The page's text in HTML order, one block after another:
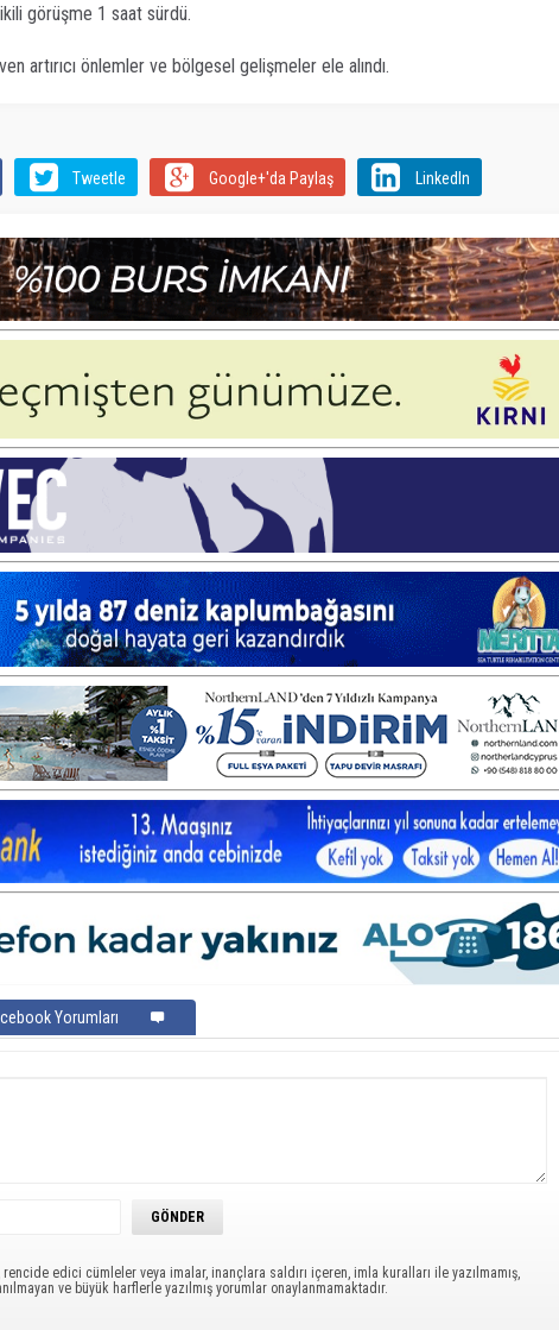
ikili görüşme 1 saat sürdü.
artırıcı önlemler ve bölgesel gelişmeler ele alındı.
Tweetle Google+'da Paylaş LinkedIn
Yorumları
rencide edici cümleler veya imalar, inançlara saldırı içeren, imla kuralları ile yazılmamış,
ve büyük harflerle yazılmış yorumlar onaylanmamaktadır.